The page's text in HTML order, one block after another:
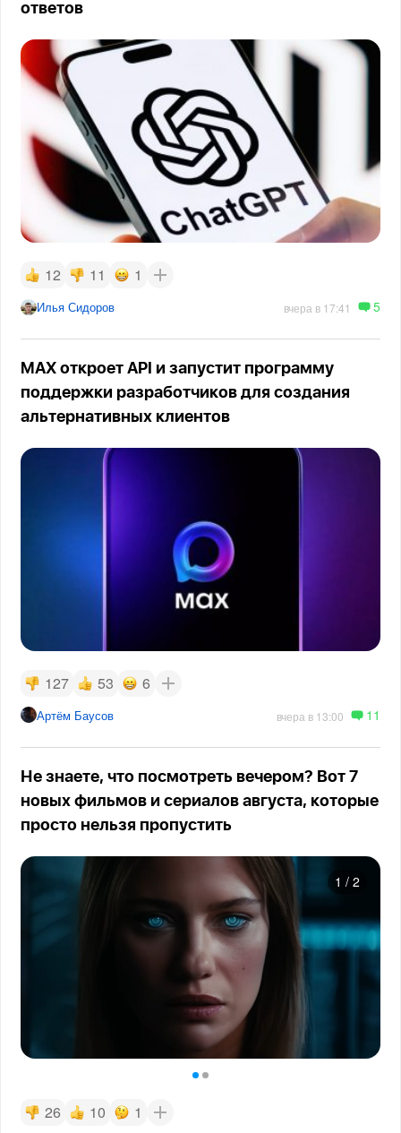
ответов
12 11 1
Илья Сидоров вчера в 17:41 5
MAX откроет API и запустит программу
поддержки разработчиков для создания
альтернативных клиентов
127 53 6
Артём Баусов вчера в 13:00 11
Не знаете, что посмотреть вечером? Вот 7
новых фильмов и сериалов августа, которые
просто нельзя пропустить
1 / 2
26 10 1